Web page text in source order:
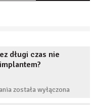
długi czas nie
Co
została wyłączona